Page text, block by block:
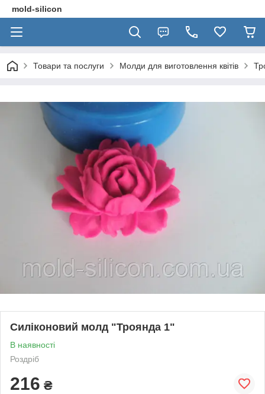
mold-silicon
Товари та послуги Молди для виготовлення квітів
Силіконовий молд "Троянда 1"
В наявності
Роздріб
216 ₴